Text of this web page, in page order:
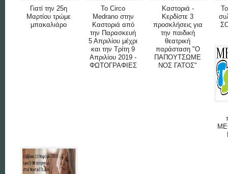
Γιατί την 25η
Μαρτίου τρώμε
μπακαλιάρο
Το Circo
Medrano στην
Καστοριά από
την Παρασκευή
5 Απριλίου μέχρι
και την Τρίτη 9
Απριλίου 2019 -
ΦΩΤΟΓΡΑΦΙΕΣ
Καστοριά -
Κερδίστε 3
προσκλήσεις για
την παιδική
θεατρική
παράσταση "Ο
ΠΑΠOYΤΣΩΜΕ
ΝΟΣ ΓΑΤΟΣ"